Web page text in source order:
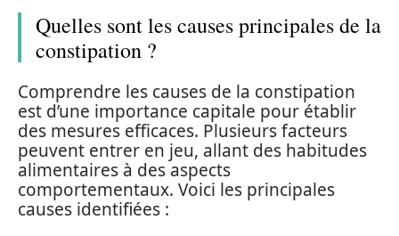
Quelles sont les causes principales de la
constipation ?
Comprendre les causes de la constipation
est d’une importance capitale pour établir
des mesures efficaces. Plusieurs facteurs
peuvent entrer en jeu, allant des habitudes
alimentaires à des aspects
comportementaux. Voici les principales
causes identifiées :